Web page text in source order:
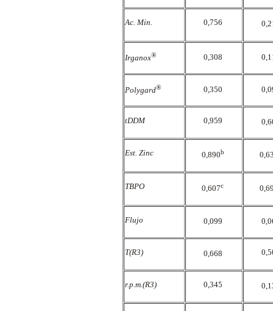
Ac. Min. 0,756
Irganox® 0,308
Polygard® 0,350
tDDM 0,959
Est. Zinc 0,890b
TBPO 0,607c
Flujo 0,099
T(R3) 0,668
r.p.m.(R3) 0,345